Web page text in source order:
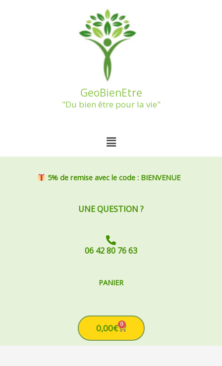
GeoBienEtre
"Du bien être pour la vie"
Menu
5% de remise avec le code : BIENVENUE
UNE QUESTION ?
06 42 80 76 63
PANIER
0,00€ 0
Cart